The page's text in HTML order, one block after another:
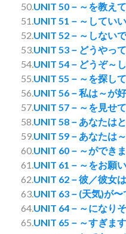
50.UNIT 50－～を教えて
51.UNIT 51－～していい
52.UNIT 52－～しないで
53.UNIT 53－どうやっ
54.UNIT 54－どうぞ～
55.UNIT 55－～を探して
56.UNIT 56－私は～が
57.UNIT 57－～を見せて
58.UNIT 58－あなたは
59.UNIT 59－あなたは
60.UNIT 60－～ができ
61.UNIT 61－～をお願い
62.UNIT 62－彼／彼女は
63.UNIT 63－(天気)が〜
64.UNIT 64－～になりそ
65.UNIT 65－～すぎます